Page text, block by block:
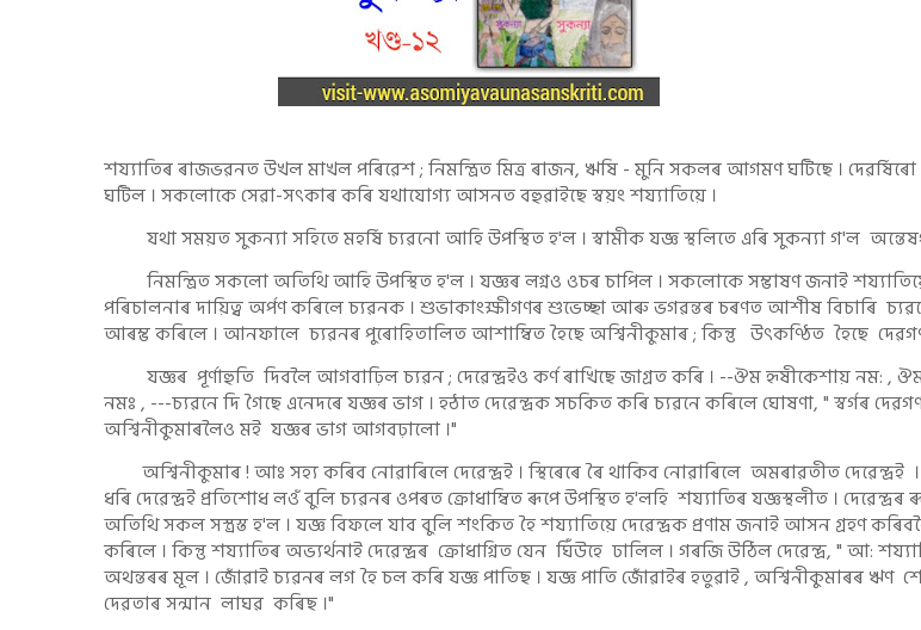
শয্যাতিৰ ৰাজভৱনত উখল মাখল পৰিৱেশ ; নিমন্ত্ৰিত মিত্ৰ ৰাজন, ঋষি - মুনি সকলৰ আগমণ ঘটিছে ।
ঘটিল । সকলোকে সেৱা-সৎকাৰ কৰি যথাযোগ্য আসনত বহুৱাইছে স্বয়ং শয্যাতিয়ে ।
যথা সময়ত সুকন্যা সহিতে মহৰ্ষি চ্যৱনো আহি উপস্থিত হ'ল । স্বামীক যজ্ঞ স্থলিতে এৰি সুকন্যা গ'ল
নিমন্ত্ৰিত সকলো অতিথি আহি উপস্থিত হ'ল । যজ্ঞৰ লগ্নও ওচৰ চাপিল । সকলোকে সম্ভাষণ জনাই
পৰিচালনাৰ দায়িত্ব অৰ্পণ কৰিলে চ্যৱনক । শুভাকাংক্ষীগণৰ শুভেচ্ছা আৰু ভগৱন্তৰ চৰণত আশীষ বিচাৰি
আৰম্ভ কৰিলে । আনফালে চ্যৱনৰ পুৰোহিতালিত আশাম্বিত হৈছে অশ্বিনীকুমাৰ ; কিন্তু উৎকণ্ঠিত হৈছে
যজ্ঞৰ পূৰ্ণাহুতি দিবলৈ আগবাঢ়িল চ্যৱন ; দেৱেন্দ্ৰইও কৰ্ণ ৰাখিছে জাগ্ৰত কৰি । --ঔম হৃষীকেশায় নম: , ঔম
নমঃ , ---চ্যৱনে দি গৈছে এনেদৰে যজ্ঞৰ ভাগ । হঠাত দেৱেন্দ্ৰক সচকিত কৰি চ্যৱনে কৰিলে ঘোষণা, " স্বৰ্গৰ
অশ্বিনীকুমাৰলৈও মই যজ্ঞৰ ভাগ আগবঢ়ালো ।"
অশ্বিনীকুমাৰ ! আঃ সহ্য কৰিব নোৱাৰিলে দেৱেন্দ্ৰই । স্থিৰেৰে ৰৈ থাকিব নোৱাৰিলে অমৰাৱতীত দেৱেন্দ্ৰই
ধৰি দেৱেন্দ্ৰই প্ৰতিশোধ লওঁ বুলি চ্যৱনৰ ওপৰত ক্ৰোধাম্বিত ৰূপে উপস্থিত হ'লহি শয্যাতিৰ যজ্ঞস্থলীত । দেৱেন্দ্ৰৰ
অতিথি সকল সস্ত্ৰস্ত হ'ল । যজ্ঞ বিফলে যাব বুলি শংকিত হৈ শয্যাতিয়ে দেৱেন্দ্ৰক প্ৰণাম জনাই আসন গ্ৰহণ
কৰিলে । কিন্তু শয্যাতিৰ অভ্যৰ্থনাই দেৱেন্দ্ৰৰ ক্ৰোধাগ্নিত যেন ঘিঁউহে ঢালিল । গৰজি উঠিল দেৱেন্দ্ৰ, " আ:
অথন্তৰৰ মূল । জোঁৱাই চ্যৱনৰ লগ হৈ চল কৰি যজ্ঞ পাতিছ । যজ্ঞ পাতি জোঁৱাইৰ হতুৱাই , অশ্বিনীকুমাৰৰ ঋণ
দেৱতাৰ সন্মান লাঘৱ কৰিছ ।"